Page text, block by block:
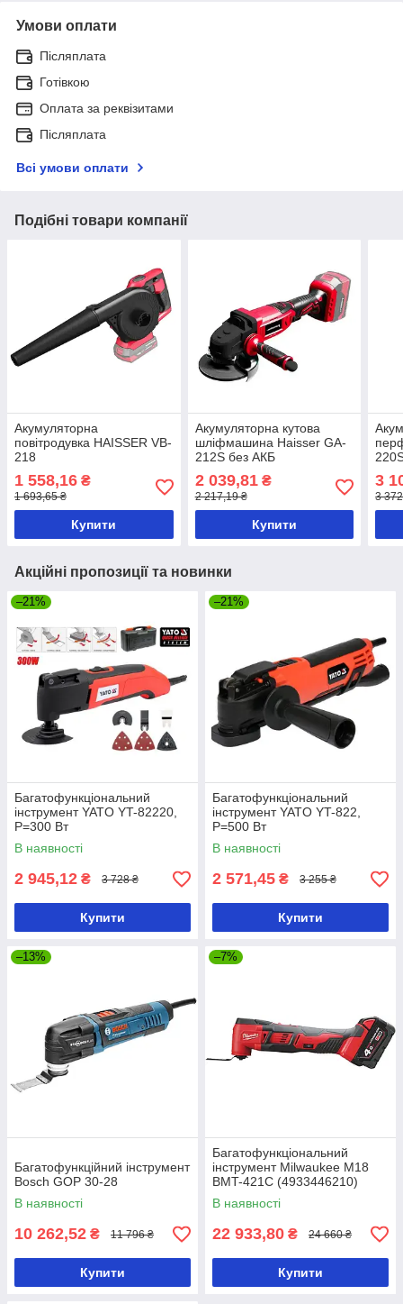
Умови оплати
Післяплата
Готівкою
Оплата за реквізитами
Післяплата
Всі умови оплати
Подібні товари компанії
Акумуляторна
повітродувка HAISSER VB-
218
1 558,16 ₴
1 693,65 ₴
Купити
Акумуляторна кутова
шліфмашина Haisser GA-
212S без АКБ
2 039,81₴
2 217,19 ₴
Купити
3
3
Акційні пропозиції та новинки
–21%
Багатофункціональний
інструмент YATO YT-82220,
P=300 Вт
В наявності
2 945,12 ₴ 3 728 ₴
Купити
–21%
Багатофункціональний
інструмент YATO YT-822,
P=500 Вт
В наявності
2 571,45 ₴ 3 255 ₴
Купити
–13%
Багатофункційний інструмент
Bosch GOP 30-28
В наявності
10 262,52 ₴ 11 796 ₴
Купити
–7%
Багатофункціональний
інструмент Milwaukee M18
BMT-421C (4933446210)
В наявності
22 933,80 ₴ 24 660 ₴
Купити